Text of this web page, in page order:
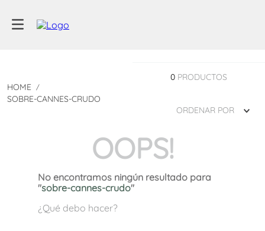
SOBRE-CANNES-CRUDO
0 PRODUCTOS
ORDENAR POR
OOPS!
No encontramos ningún resultado para
"sobre-cannes-crudo"
¿Qué debo hacer?